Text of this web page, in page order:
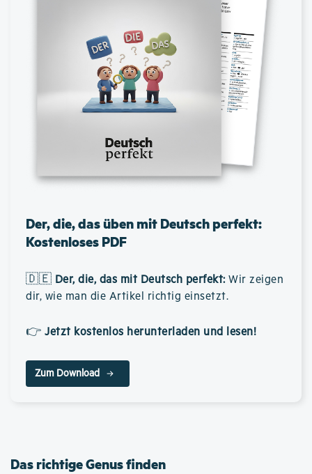
Der, die, das üben mit Deutsch perfekt:
Kostenloses PDF
🇩🇪 Der, die, das mit Deutsch perfekt: Wir zeigen
dir, wie man die Artikel richtig einsetzt.
👉 Jetzt kostenlos herunterladen und lesen!
Zum Download
Das richtige Genus finden